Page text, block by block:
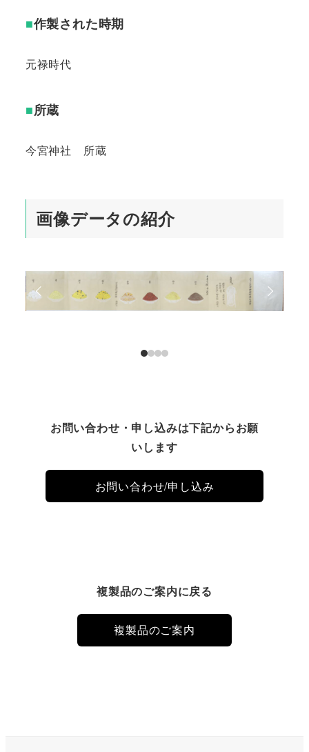
■作製された時期
元禄時代
■所蔵
今宮神社 所蔵
画像データの紹介
お問い合わせ・申し込みは下記からお願
いします
お問い合わせ/申し込み
複製品のご案内に戻る
複製品のご案内